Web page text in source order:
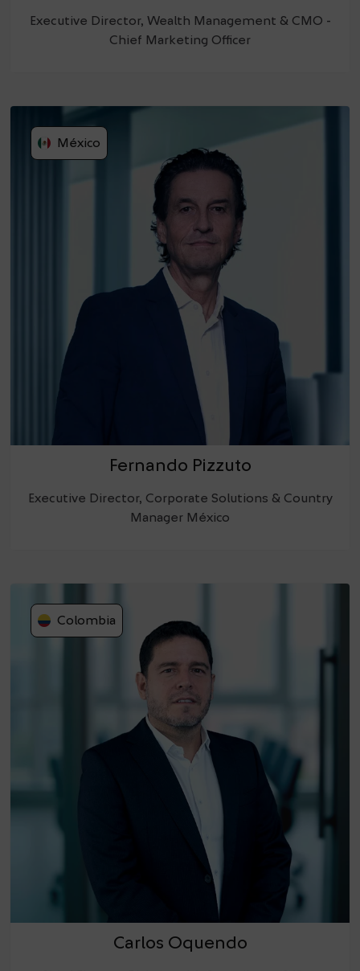
Executive Director, Wealth Management & CMO -
Chief Marketing Officer
México
Fernando Pizzuto
Executive Director, Corporate Solutions & Country
Manager México
Colombia
Carlos Oquendo